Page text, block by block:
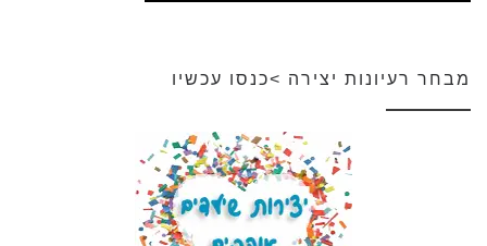
מבחר רעיונות יצירה >כנסו עכשיו